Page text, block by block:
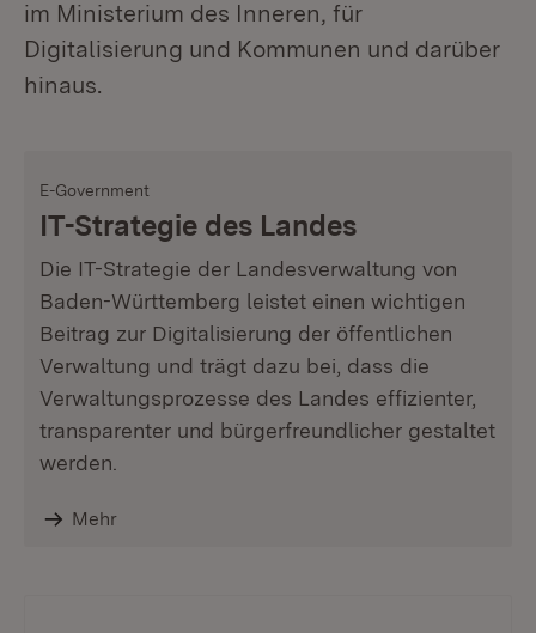
im Ministerium des Inneren, für
Digitalisierung und Kommunen und darüber
hinaus.
E-Government
IT-Strategie des Landes
Die IT-Strategie der Landesverwaltung von
Baden-Württemberg leistet einen wichtigen
Beitrag zur Digitalisierung der öffentlichen
Verwaltung und trägt dazu bei, dass die
Verwaltungsprozesse des Landes effizienter,
transparenter und bürgerfreundlicher gestaltet
werden.
Mehr